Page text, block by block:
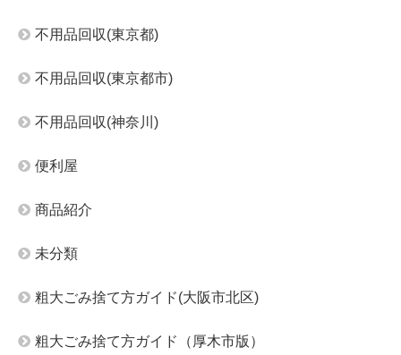
不用品回収(東京都)
不用品回収(東京都市)
不用品回収(神奈川)
便利屋
商品紹介
未分類
粗大ごみ捨て方ガイド(大阪市北区)
粗大ごみ捨て方ガイド（厚木市版）